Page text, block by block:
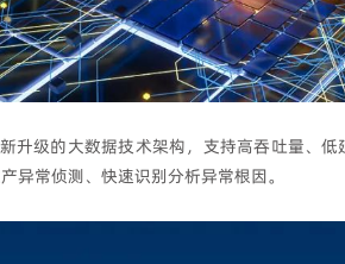
升级的大数据技术架构，支持高吞吐量、
异常侦测、快速识别分析异常根因。